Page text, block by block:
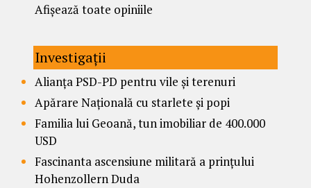
Afișează toate opiniile
Investigații
Alianța PSD-PD pentru vile și terenuri
Apărare Națională cu starlete și popi
Familia lui Geoană, tun imobiliar de 400.000
USD
Fascinanta ascensiune militară a prințului
Hohenzollern Duda